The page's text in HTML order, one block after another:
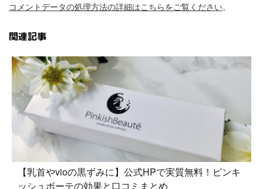
コメントデータの処理方法の詳細はこちらをご覧ください。
関連記事
【乳首やvioの黒ずみに】公式HPで実質無料！ピンキ
ッシュボーテの効果と口コミまとめ